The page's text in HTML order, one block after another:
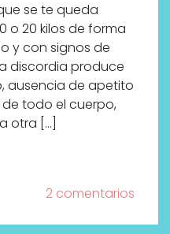
se te queda
o 20 kilos de forma
y con signos de
discordia produce
ausencia de apetito
todo el cuerpo,
otra […]
2 comentarios